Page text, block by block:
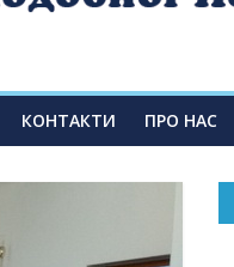
КОНТАКТИ ПРО НАС